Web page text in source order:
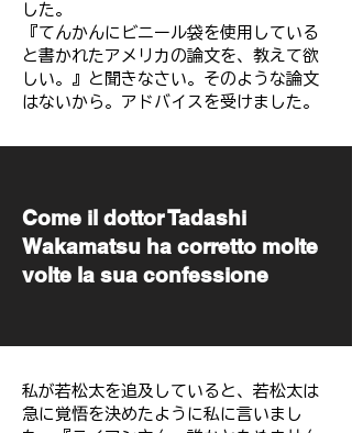
した。​​​
『てんかんにビニール袋を使用している
と書かれたアメリカの論文を、教えて欲
しい。』と聞きなさい。そのような論文
はないから。アドバイスを受けました。
​Come il dottor Tadashi
Wakamatsu ha corretto molte
volte la sua confessione
私が若松太を追及していると、若松太は
急に覚悟を決めたように私に言いまし